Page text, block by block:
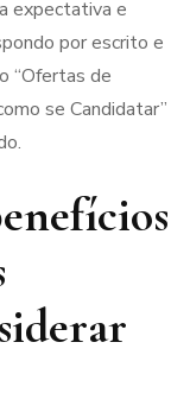
expectativa e
por escrito e
“Ofertas de
se Candidatar”